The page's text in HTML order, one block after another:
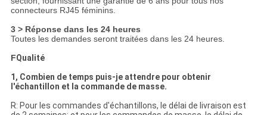
connecteurs RJ45 féminins.
3 > Réponse dans les 24 heures
Toutes les demandes seront traitées dans les 24 heures.
FQualité
1, Combien de temps puis-je attendre pour obtenir
l'échantillon et la commande de masse.
R: Pour les commandes d'échantillons, le délai de livraison est